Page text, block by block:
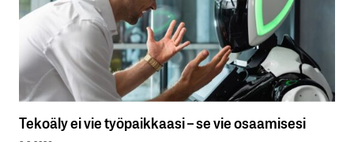
Tekoäly ei vie työpaikkaasi – se vie osaamisesi